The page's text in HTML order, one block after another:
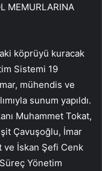
MEMURLARINA
köprüyü kuracak
Sistemi 19
mühendis ve
sunum yapıldı.
Muhammet Tokat,
Çavuşoğlu, İmar
ve İskan Şefi Cenk
Yönetim